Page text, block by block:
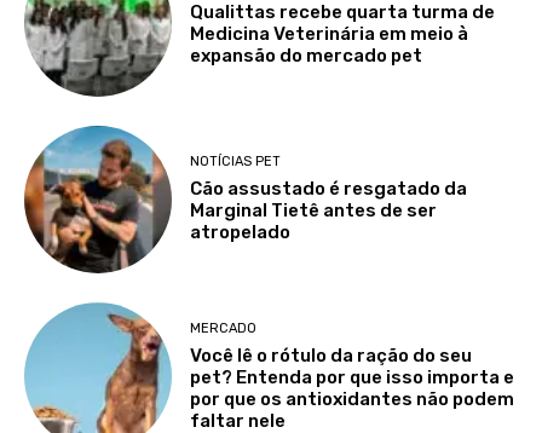
Qualittas recebe quarta turma de
Medicina Veterinária em meio à
expansão do mercado pet
NOTÍCIAS PET
Cão assustado é resgatado da
Marginal Tietê antes de ser
atropelado
MERCADO
Você lê o rótulo da ração do seu
pet? Entenda por que isso importa e
por que os antioxidantes não podem
faltar nele